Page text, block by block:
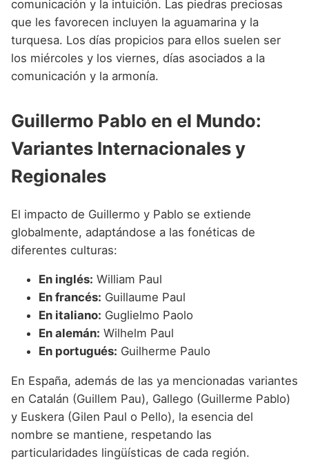
comunicación y la intuición. Las piedras preciosas
que les favorecen incluyen la aguamarina y la
turquesa. Los días propicios para ellos suelen ser
los miércoles y los viernes, días asociados a la
comunicación y la armonía.
Guillermo Pablo en el Mundo:
Variantes Internacionales y
Regionales
El impacto de Guillermo y Pablo se extiende
globalmente, adaptándose a las fonéticas de
diferentes culturas:
En inglés: William Paul
En francés: Guillaume Paul
En italiano: Guglielmo Paolo
En alemán: Wilhelm Paul
En portugués: Guilherme Paulo
En España, además de las ya mencionadas variantes
en Catalán (Guillem Pau), Gallego (Guillerme Pablo)
y Euskera (Gilen Paul o Pello), la esencia del
nombre se mantiene, respetando las
particularidades lingüísticas de cada región.